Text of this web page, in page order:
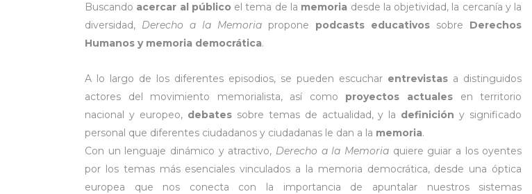
Buscando acercar al público el tema de la memoria desde la objetividad, la cercanía y la
diversidad, Derecho a la Memoria propone podcasts educativos sobre Derechos
Humanos y memoria democrática.
A lo largo de los diferentes episodios, se pueden escuchar entrevistas a distinguidos
actores del movimiento memorialista, así como proyectos actuales en territorio
nacional y europeo,debatessobre temas de actualidad, y la definición y significado
personal que diferentes ciudadanos y ciudadanas le dan a la memoria.
Con un lenguaje dinámico y atractivo, Derecho a la Memoriaquiere guiar a los oyentes
por los temas más esenciales vinculados a la memoria democrática, desde una óptica
europea que nos conecta con la importancia de apuntalar nuestros sistemas